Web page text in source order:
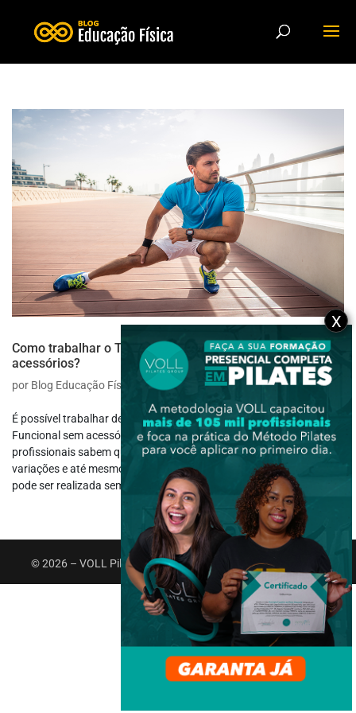
Como trabalhar o Treinamento Funcional sem
acessórios?
por Blog Educação Física set 27, 2021 |Aulas
É possível trabalhar de forma efetiva e completa o Treinamento
Funcional sem acessórios? Sim, é possível. Mas poucos
profissionais sabem que nem sempre uma aula eficiente, com
variações e até mesmo com um grau maior de dificuldade elevado
pode ser realizada sem o...
© 2026 – VOLL Pilates Group. Todos os direitos reservados.
X